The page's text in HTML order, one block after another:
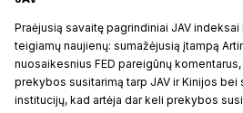
Praėjusią savaitę pagrindiniai JAV
teigiamų naujienų: sumažėjusią įtampą
nuosaikesnius FED pareigūnų
prekybos susitarimą tarp JAV ir Kinijos bei
institucijų, kad artėja dar keli prekybos